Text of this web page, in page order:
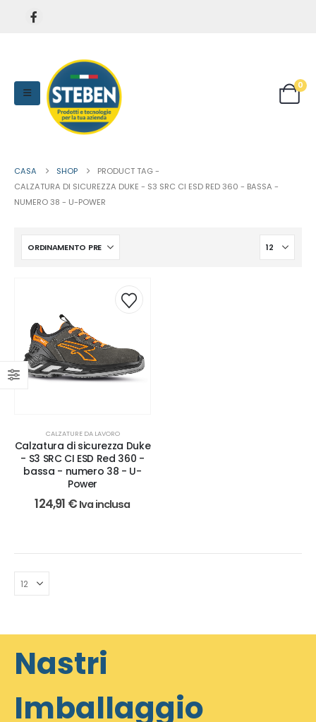
0
CASA SHOP
PRODUCT TAG -
CALZATURA DI SICUREZZA DUKE - S3 SRC CI ESD RED 360 - BASSA -
NUMERO 38 - U-POWER
CALZATURE DA LAVORO
Calzatura di sicurezza Duke
- S3 SRC CI ESD Red 360 -
bassa - numero 38 - U-
Power
124,91 € Iva inclusa
Nastri
Imballaggio